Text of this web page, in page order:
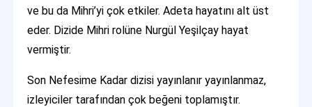
ve bu da Mihri’yi çok etkiler. Adeta hayatını alt üst
eder. Dizide Mihri rolüne Nurgül Yeşilçay hayat
vermiştir.
Son Nefesime Kadar dizisi yayınlanır yayınlanmaz,
izleyiciler tarafından çok beğeni toplamıştır.